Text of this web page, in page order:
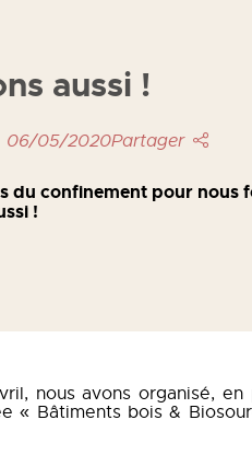
aussi !
06/05/2020Partager
du confinement pour nous
!
nous avons organisé, en
« Bâtiments bois &